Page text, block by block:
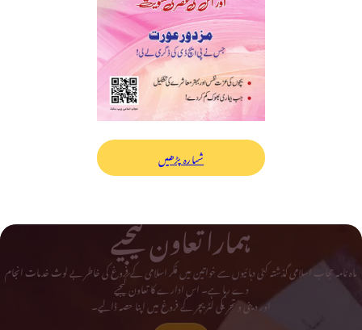
شمارہ پڑھیں
ہمارا تعاون کیجیے
ماہ نامہ حجاب اسلامی گذشتہ کئی دہائیوں سے خواتین میں فکر اسلامی کے فروغ کی خاطر بے لوث خدمات انجام
دے رہا ہے۔ اس ادارے کا تعاون کیجیے
اور دینی و تحریکی لٹریچر کے فروغ میں اپنا حصہ ڈالیے۔